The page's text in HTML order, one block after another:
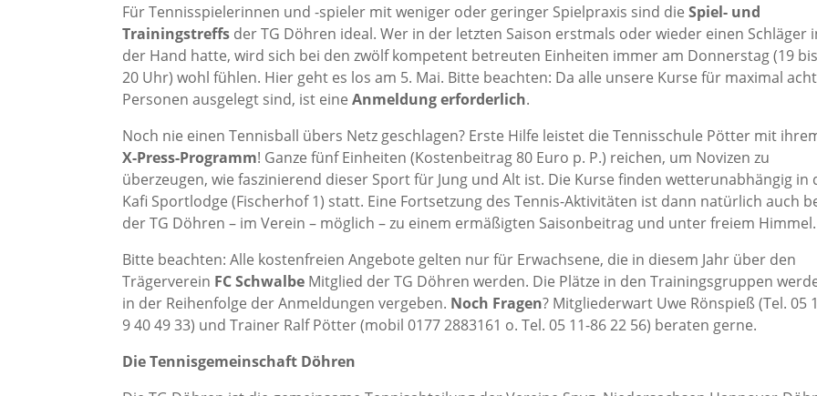
Für Tennisspielerinnen und -spieler mit weniger oder geringer Spielpraxis sind dieSpiel- und
Trainingstreffs der TG Döhren ideal. Wer in der letzten Saison erstmals oder wieder einen Schläger
der Hand hatte, wird sich bei den zwölf kompetent betreuten Einheiten immer am Donnerstag (19 bis
20 Uhr) wohl fühlen. Hier geht es los am 5. Mai. Bitte beachten: Da alle unsere Kurse für maximal acht
Personen ausgelegt sind, ist eineAnmeldung erforderlich.
Noch nie einen Tennisball übers Netz geschlagen? Erste Hilfe leistet die Tennisschule Pötter mit
X-Press-Programm! Ganze fünf Einheiten (Kostenbeitrag 80 Euro p. P.) reichen, um Novizen zu
überzeugen, wie faszinierend dieser Sport für Jung und Alt ist. Die Kurse finden wetterunabhängig in
Kafi Sportlodge (Fischerhof 1) statt. Eine Fortsetzung des Tennis-Aktivitäten ist dann natürlich auch
der TG Döhren – im Verein – möglich – zu einem ermäßigten Saisonbeitrag und unter freiem Himmel.
Bitte beachten: Alle kostenfreien Angebote gelten nur für Erwachsene, die in diesem Jahr über den
Trägerverein FC Schwalbe Mitglied der TG Döhren werden. Die Plätze in den Trainingsgruppen
in der Reihenfolge der Anmeldungen vergeben. Noch Fragen? Mitgliederwart Uwe Rönspieß (Tel. 05
9 40 49 33) und Trainer Ralf Pötter (mobil 0177 2883161 o. Tel. 05 11-86 22 56) beraten gerne.
Die Tennisgemeinschaft Döhren